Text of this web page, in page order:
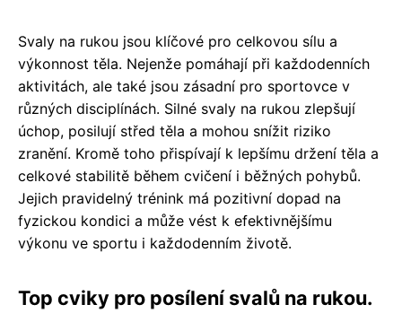
Svaly na rukou jsou klíčové pro celkovou sílu a
výkonnost těla. Nejenže pomáhají při každodenních
aktivitách, ale také jsou zásadní pro sportovce v
různých disciplínách. Silné svaly na rukou zlepšují
úchop, posilují střed těla a mohou snížit riziko
zranění. Kromě toho přispívají k lepšímu držení těla a
celkové stabilitě během cvičení i běžných pohybů.
Jejich pravidelný trénink má pozitivní dopad na
fyzickou kondici a může vést k efektivnějšímu
výkonu ve sportu i každodenním životě.
Top cviky pro posílení svalů na rukou.